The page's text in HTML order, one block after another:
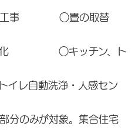
管工事 ○畳の取替
ー化 ○キッチン、ト
レ自動洗浄・人感セン
のみが対象。集合住宅